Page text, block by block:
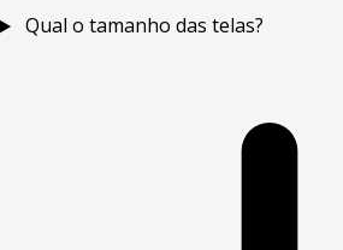
Qual o tamanho das telas?